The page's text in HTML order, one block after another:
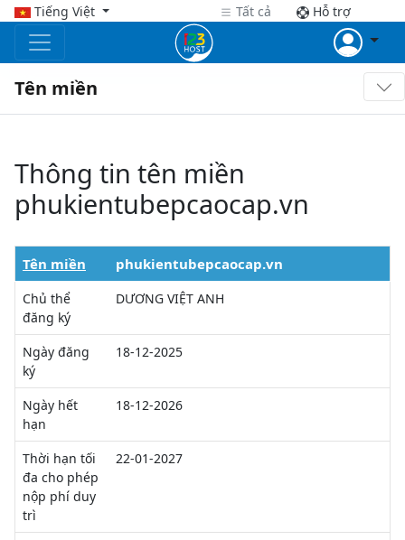
Tiếng Việt Tất cả Hỗ trợ
Tên miền
Thông tin tên miền
phukientubepcaocap.vn
Tên miền phukientubepcaocap.vn
Chủ thể
đăng ký
DƯƠNG VIỆT ANH
Ngày đăng
ký
18-12-2025
Ngày hết
hạn
18-12-2026
Thời hạn tối
đa cho phép
nộp phí duy
trì
22-01-2027